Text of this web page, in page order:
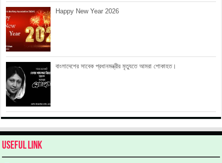
Happy New Year 2026
বাংলাদেশের সাবেক প্রধানমন্ত্রীর মৃত্যুতে আমরা শোকাহত।
Useful Link